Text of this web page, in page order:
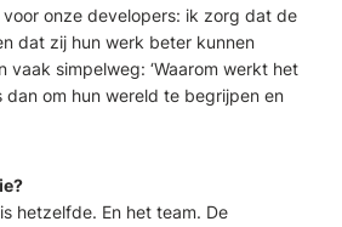
voor onze developers: ik zorg dat de
dat zij hun werk beter kunnen
vaak simpelweg: ‘Waarom werkt het
dan om hun wereld te begrijpen en
hetzelfde. En het team. De